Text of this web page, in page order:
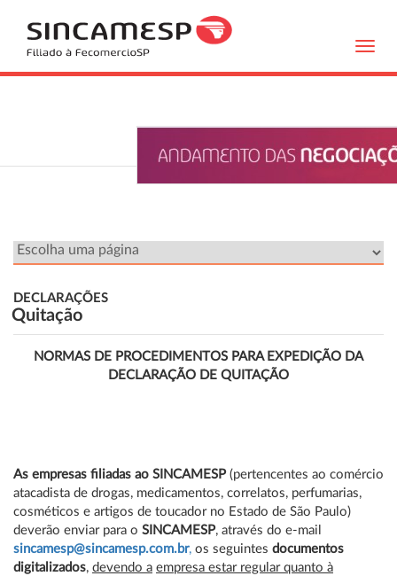
DECLARAÇÕES
Quitação
NORMAS DE PROCEDIMENTOS PARA EXPEDIÇÃO DA
DECLARAÇÃO DE QUITAÇÃO
As empresas filiadas ao SINCAMESP (pertencentes ao comércio
atacadista de drogas, medicamentos, correlatos, perfumarias,
cosméticos e artigos de toucador no Estado de São Paulo)
deverão enviar para o SINCAMESP, através do e-mail
sincamesp@sincamesp.com.br, os seguintes documentos
digitalizados, devendo a empresa estar regular quanto à